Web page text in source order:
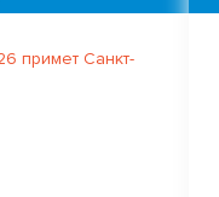
примет Санкт-